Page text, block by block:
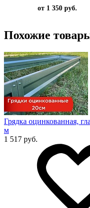
от 1 350 руб.
Похожие
Грядка оцинкованная,
м
1 517 руб.